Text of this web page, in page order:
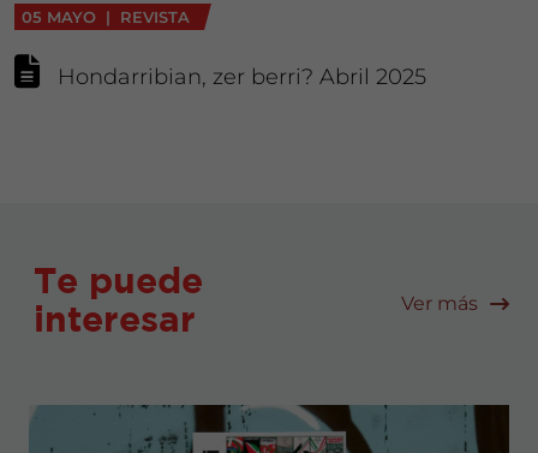
05 MAYO | REVISTA
Hondarribian, zer berri? Abril 2025
Te puede
interesar
Ver más